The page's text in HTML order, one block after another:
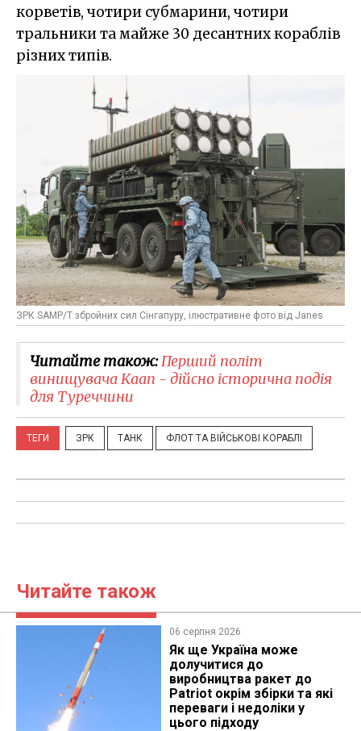
корветів, чотири субмарини, чотири
тральники та майже 30 десантних кораблів
різних типів.
ЗРК SAMP/T збройних сил Сінгапуру, ілюстративне фото від Janes
Читайте також:Перший політ
винищувача Kaan - дійсно історична подія
для Туреччини
ТЕГИ ЗРК ТАНК ФЛОТ ТА ВІЙСЬКОВІ КОРАБЛІ
Читайте також
06 серпня 2026
Як ще Україна може
долучитися до
виробництва ракет до
Patriot окрім збірки та які
переваги і недоліки у
цього підходу